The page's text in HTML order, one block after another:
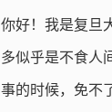
你好！我是复旦
多似乎是不食人
事的时候，免不